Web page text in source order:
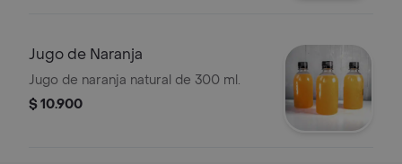
Jugo de Naranja
Jugo de naranja natural de 300 ml.
$ 10.900